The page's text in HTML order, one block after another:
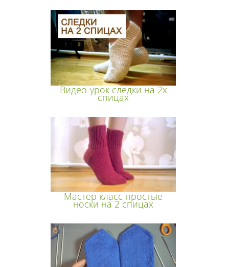
Видео-урок следки на 2х
спицах
Мастер класс простые
носки на 2 спицах